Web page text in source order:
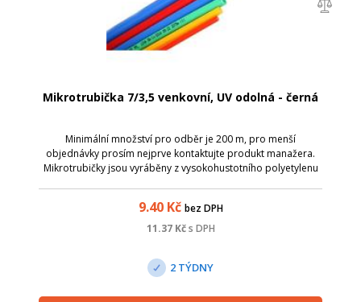
Mikrotrubička 7/3,5 venkovní, UV odolná - černá
Minimální množství pro odběr je 200 m, pro menší
objednávky prosím nejprve kontaktujte produkt manažera.
Mikrotrubičky jsou vyráběny z vysokohustotního polyetylenu
9.40Kč bez DPH
11.37Kč s DPH
2 TÝDNY